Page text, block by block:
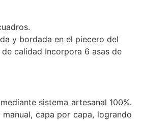
y bordada en el piecero del
calidad Incorpora 6 asas de
sistema artesanal 100%.
capa por capa, logrando